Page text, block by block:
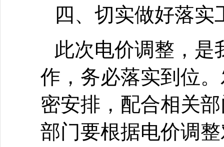
四、切实做好落实
此次电价调整，是
作，务必落实到位
密安排，配合相关
部门要根据电价调